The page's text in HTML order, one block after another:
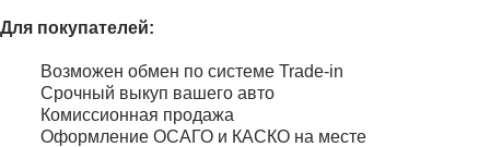
Для покупателей:
Возможен обмен по системе Trade-in
Срочный выкуп вашего авто
Комиссионная продажа
Оформление ОСАГО и КАСКО на месте